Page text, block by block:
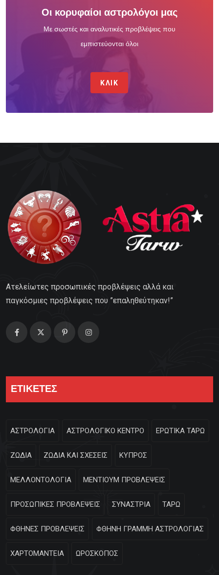
Οι κορυφαίοι αστρολόγοι μας
Με σωστές και αναλυτικές προβλέψεις που
εμπιστεύονται όλοι
ΚΛΙΚ
Ατελείωτες προσωπικές προβλέψεις αλλά και
παγκόσμιες προβλέψεις που ”επαληθεύτηκαν!”
ΕΤΙΚΕΤΕΣ
ΑΣΤΡΟΛΟΓΙΑ ΑΣΤΡΟΛΟΓΙΚΟ ΚΕΝΤΡΟ ΕΡΩΤΙΚΑ ΤΑΡΩ
ΖΩΔΙΑ ΖΩΔΙΑ ΚΑΙ ΣΧΕΣΕΙΣ ΚΥΠΡΟΣ
ΜΕΛΛΟΝΤΟΛΟΓΙΑ ΜΕΝΤΙΟΥΜ ΠΡΟΒΛΕΨΕΙΣ
ΠΡΟΣΩΠΙΚΕΣ ΠΡΟΒΛΕΨΕΙΣ ΣΥΝΑΣΤΡΙΑ ΤΑΡΩ
ΦΘΗΝΕΣ ΠΡΟΒΛΕΨΕΙΣ ΦΘΗΝΗ ΓΡΑΜΜΗ ΑΣΤΡΟΛΟΓΙΑΣ
ΧΑΡΤΟΜΑΝΤΕΙΑ ΩΡΟΣΚΟΠΟΣ